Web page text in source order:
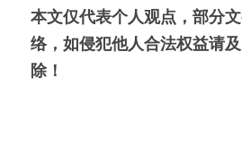
本文仅代表个人观点，部分
络，如侵犯他人合法权益请
除！